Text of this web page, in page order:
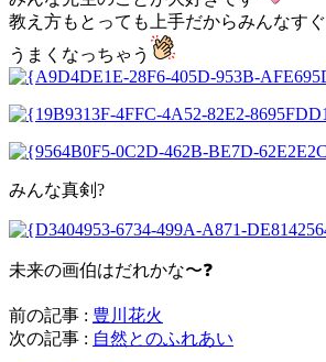
教え方もとっても上手だからみんなすぐ
うまくなっちゃう
みんな真剣?
未来の画伯はだれかな〜❓
前の記事 : 豊川花火
次の記事 : 自然とのふれあい